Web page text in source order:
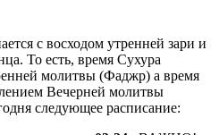
с восходом утренней зари и
То есть, время Сухура
молитвы (Фаджр) а время
Вечерней молитвы
следующее расписание: